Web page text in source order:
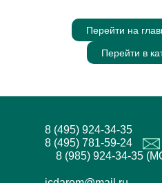
Перейти на
Перейти в
8 (495) 924-34-35
8 (495) 781-59-24
8 (985) 924-34-35